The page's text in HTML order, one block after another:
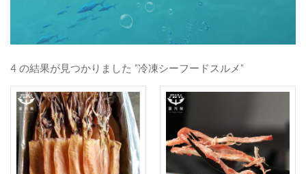
4 の結果が見つかりました "冷凍シーフードスルメ"